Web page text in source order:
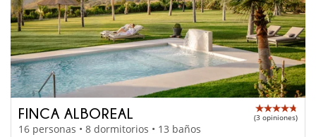
FINCA ALBOREAL (3 opiniones)
16 personas • 8 dormitorios • 13 baños